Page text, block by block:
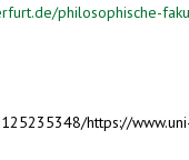
philosophische-
https://